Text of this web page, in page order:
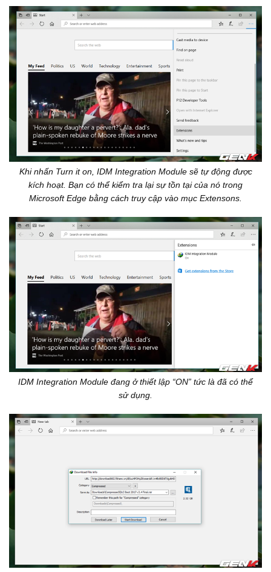
Khi nhấn Turn it on, IDM Integration Module sẽ tự động được
kích hoạt. Bạn có thể kiểm tra lại sự tồn tại của nó trong
Microsoft Edge bằng cách truy cập vào mục Extensons.
IDM Integration Module đang ở thiết lập “ON” tức là đã có thể
sử dụng.